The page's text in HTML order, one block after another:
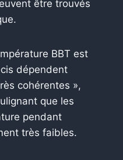
être trouvés
BBT est
dépendent
cohérentes »,
que les
pendant
très faibles.